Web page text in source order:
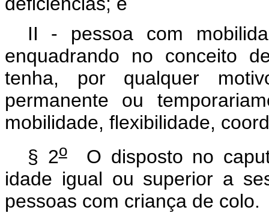
II - pessoa com
enquadrando no conceito
tenha, por qualquer
permanente ou
mobilidade, flexibilidade,
§ 2oO disposto no caput
idade igual ou superior a
pessoas com criança de colo.